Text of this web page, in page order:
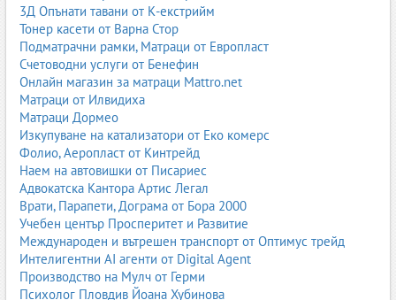
издържа на ежедневна употреба.
Съвременните интериорни бои се отличават с:
висока покривност
устойчивост на миене и триене
бързо съхнене
липса на неприятна миризма
екологичност и безопасност
богат избор от цветове и ефекти
Основни видове интериорни бои
Интериорните бои се разделят на няколко основни групи
според състава, предназначението и визуалния ефект.
1. Латексови бои
Най-популярният тип интериорни бои. Латексът осигурява
3Д Опънати тавани от К-екстрийм
Тонер касети от Варна Стор
Подматрачни рамки, Матраци от Европласт
Счетоводни услуги от Бенефин
Онлайн магазин за матраци Mattro.net
Матраци от Илвидиха
Матраци Дормео
Изкупуване на катализатори от Еко комерс
Фолио, Аеропласт от Кинтрейд
Наем на автовишки от Писариес
Адвокатска Кантора Артис Легал
Врати, Парапети, Дограма от Бора 2000
Учебен център Просперитет и Развитие
Международен и вътрешен транспорт от Оптимус трейд
Интелигентни AI агенти от Digital Agent
Производство на Мулч от Герми
Психолог Пловдив Йоана Хубинова